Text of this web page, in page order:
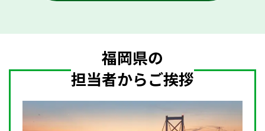
福岡県の
担当者からご挨拶